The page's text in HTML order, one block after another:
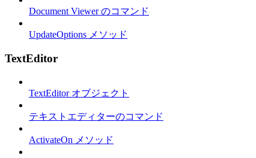
Document Viewer のコマンド
UpdateOptions メソッド
TextEditor
TextEditor オブジェクト
テキストエディターのコマンド
ActivateOn メソッド